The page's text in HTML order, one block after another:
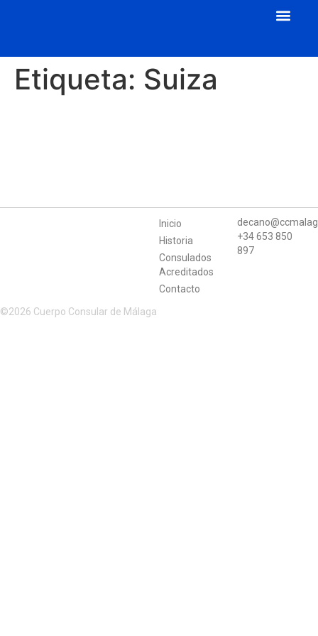
Etiqueta: Suiza
Inicio
Historia
Consulados
Acreditados
Contacto
+34 653 850
897
©2026 Cuerpo Consular de Málaga